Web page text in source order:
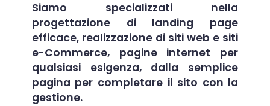
Siamo specializzati nella
progettazione di landing page
efficace, realizzazione di siti web e siti
e-Commerce, pagine internet per
qualsiasi esigenza, dalla semplice
pagina per completare il sito con la
gestione.